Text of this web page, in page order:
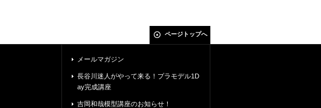
ページトップへ
メールマガジン
長谷川迷人がやって来る！プラモデル1D
ay完成講座
吉岡和哉模型講座のお知らせ！